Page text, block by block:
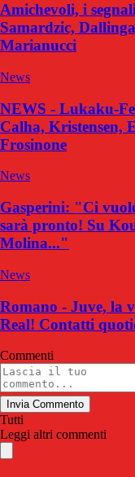
Amichevoli, i
Samardzic,
Marianucci
News
NEWS - Lukaku-
Calha, Kristensen,
Frosinone
News
Gasperini: "Ci
sarà pronto! Su
Molina..."
News
Romano - Juve, la
Real! Contatti
Commenti
Invia Commento
Tutti
Leggi altri commenti